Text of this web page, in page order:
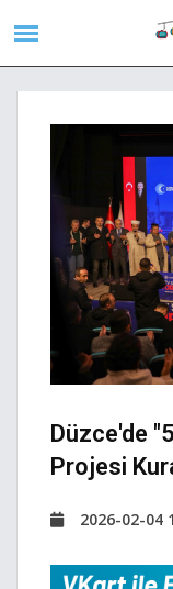
Düzce'de
Projesi
2026-02-04